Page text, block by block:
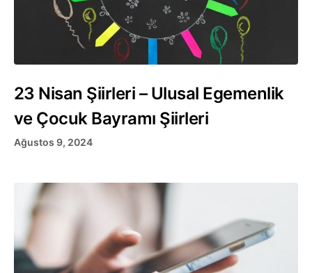
23 Nisan Şiirleri – Ulusal Egemenlik
ve Çocuk Bayramı Şiirleri
Ağustos 9, 2024